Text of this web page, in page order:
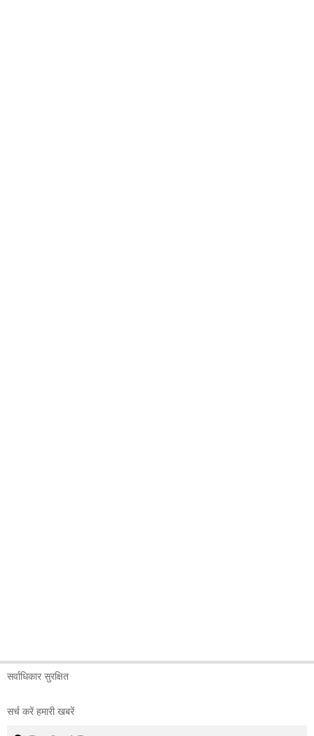
सर्वाधिकार सुरक्षित
सर्च करें हमारी खबरें